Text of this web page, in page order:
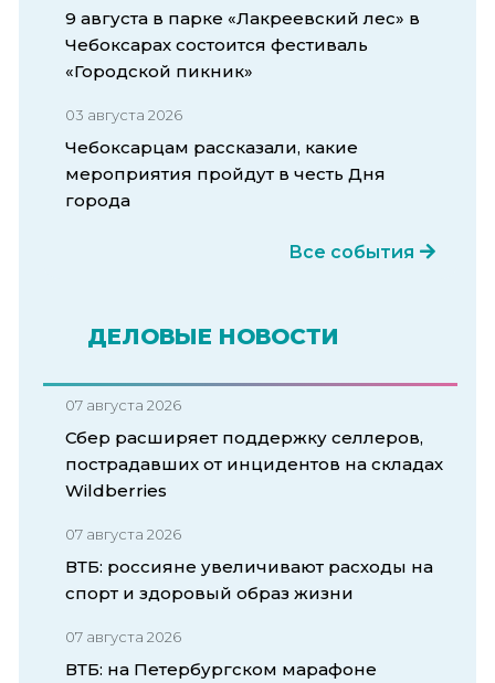
9 августа в парке «Лакреевский лес» в
Чебоксарах состоится фестиваль
«Городской пикник»
03 августа 2026
Чебоксарцам рассказали, какие
мероприятия пройдут в честь Дня
города
Все события
ДЕЛОВЫЕ НОВОСТИ
07 августа 2026
Сбер расширяет поддержку селлеров,
пострадавших от инцидентов на складах
Wildberries
07 августа 2026
ВТБ: россияне увеличивают расходы на
спорт и здоровый образ жизни
07 августа 2026
ВТБ: на Петербургском марафоне